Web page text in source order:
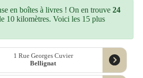
en boîtes à livres ! On en trouve24
10 kilomètres. Voici les 15 plus
1 Rue Georges Cuvier
Bellignat